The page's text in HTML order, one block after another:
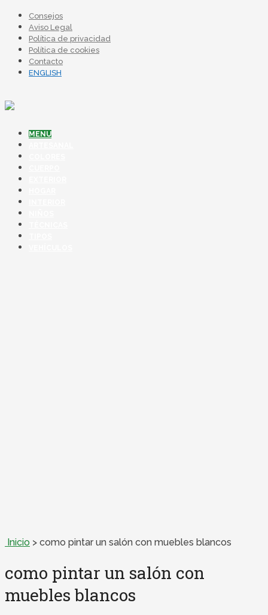
Consejos
Aviso Legal
Política de privacidad
Política de cookies
Contacto
ENGLISH
MENU
Inicio > como pintar un salón con muebles blancos
como pintar un salón con
muebles blancos